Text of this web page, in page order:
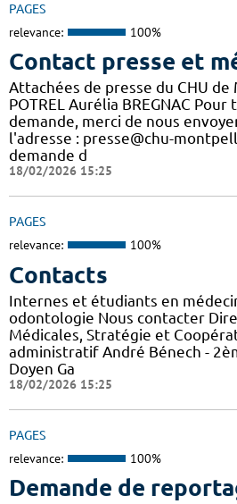
PAGES
relevance: 100%
Contact presse et
Attachées de presse du CHU
POTREL Aurélia BREGNAC
demande, merci de nous
l'adresse : presse@chu-
demande d
18/02/2026 15:25
PAGES
relevance: 100%
Contacts
Internes et étudiants en
odontologie Nous contacter
Médicales, Stratégie et
administratif André Bénech -
Doyen Ga
18/02/2026 15:25
PAGES
relevance: 100%
Demande de